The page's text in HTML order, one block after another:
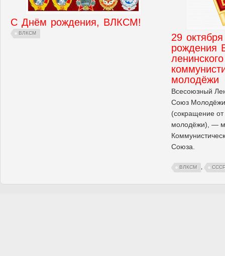
С Днём рождения, ВЛКСМ!
ВЛКСМ
29
рождения
ленинского
молодёжи
Всесоюзный
Союз
(сокращение
молодёжи), —
Союза.
ВЛКСМ ,